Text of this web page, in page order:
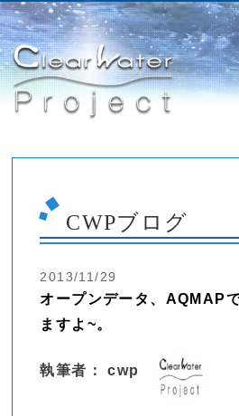
CWPブログ
2013/11/29
オープンデータ、AQMAP
ますよ~。
執筆者： cwp